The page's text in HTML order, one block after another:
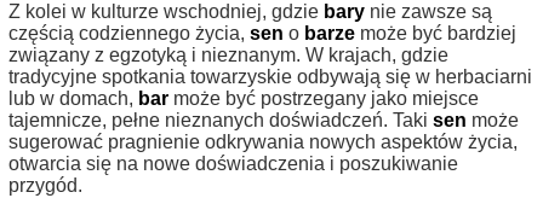
Z kolei w kulturze wschodniej, gdzie bary nie zawsze są
częścią codziennego życia, sen o barze może być bardziej
związany z egzotyką i nieznanym. W krajach, gdzie
tradycyjne spotkania towarzyskie odbywają się w herbaciarni
lub w domach, bar może być postrzegany jako miejsce
tajemnicze, pełne nieznanych doświadczeń. Taki sen może
sugerować pragnienie odkrywania nowych aspektów życia,
otwarcia się na nowe doświadczenia i poszukiwanie
przygód.